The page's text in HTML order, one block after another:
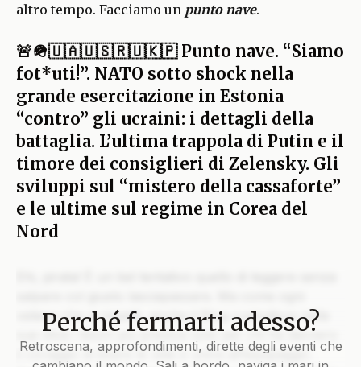
altro tempo. Facciamo un punto nave.
🚨🪖🇺🇦🇺🇸🇷🇺🇰🇵 Punto nave. “Siamo
fot*uti!”. NATO sotto shock nella
grande esercitazione in Estonia
“contro” gli ucraini: i dettagli della
battaglia. L’ultima trappola di Putin e il
timore dei consiglieri di Zelensky. Gli
sviluppi sul “mistero della cassaforte”
e le ultime sul regime in Corea del
Nord
veliero che si rispetti, anche il Blog custodisce nelle
sue stive i tesori più preziosi solo per chi ha davvero
il coraggio di issare le vele e unirsi all’equipaggio.
Perché fermarti adesso?
Retroscena, approfondimenti, dirette degli eventi che